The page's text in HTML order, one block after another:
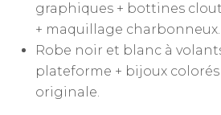
graphiques + bottines
+ maquillage charbonneux.
Robe noir et blanc à
plateforme + bijoux
originale.